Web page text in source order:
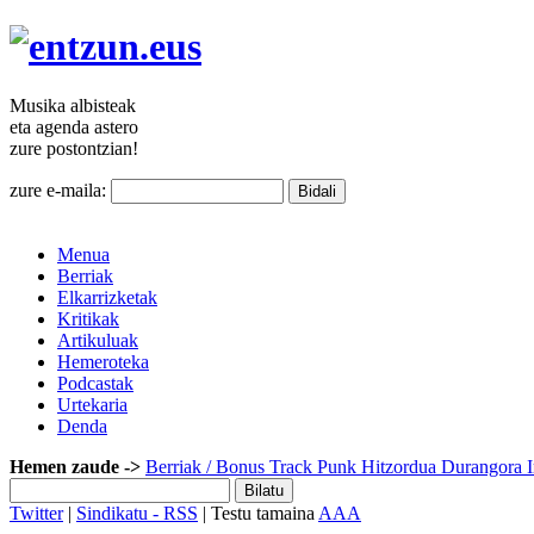
Musika albisteak
eta agenda astero
zure postontzian!
zure e-maila:
Menua
Berriak
Elkarrizketak
Kritikak
Artikuluak
Hemeroteka
Podcastak
Urtekaria
Denda
Hemen zaude -> Berriak / Bonus Track Punk Hitzordua Durangora
Twitter| Sindikatu - RSS | Testu tamaina AAA